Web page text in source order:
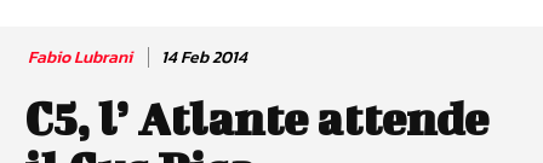
Fabio Lubrani 14 Feb 2014
C5, l’ Atlante attende